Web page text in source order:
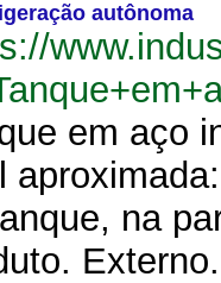
autônoma
em aço
na